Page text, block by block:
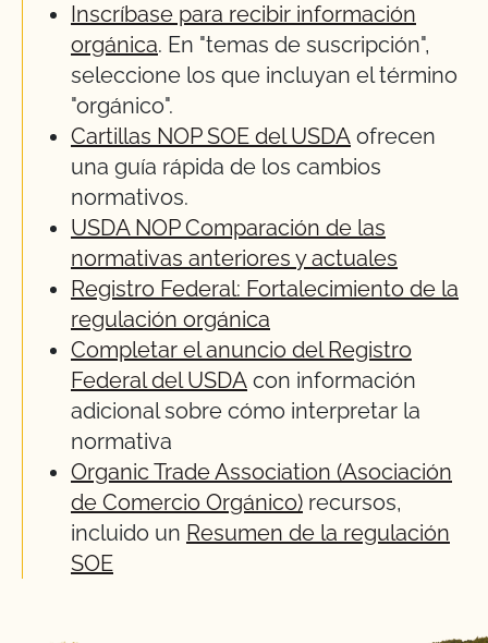
Inscríbase para recibir información
orgánica. En "temas de suscripción",
seleccione los que incluyan el término
"orgánico".
Cartillas NOP SOE del USDA ofrecen
una guía rápida de los cambios
normativos.
USDA NOP Comparación de las
normativas anteriores y actuales
Registro Federal: Fortalecimiento de la
regulación orgánica
Completar el anuncio del Registro
Federal del USDA con información
adicional sobre cómo interpretar la
normativa
Organic Trade Association (Asociación
de Comercio Orgánico) recursos,
incluido un Resumen de la regulación
SOE